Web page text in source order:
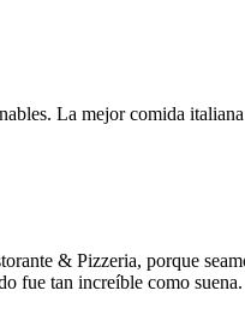
La mejor comida
& Pizzeria, porque
fue tan increíble como